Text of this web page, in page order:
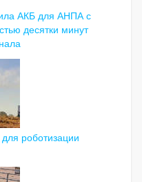
АКБ для АНПА с
десятки минут
роботизации